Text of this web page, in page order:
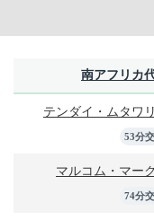
南アフリカ
テンダイ・ムタワ
53分
マルコム・マー
74分